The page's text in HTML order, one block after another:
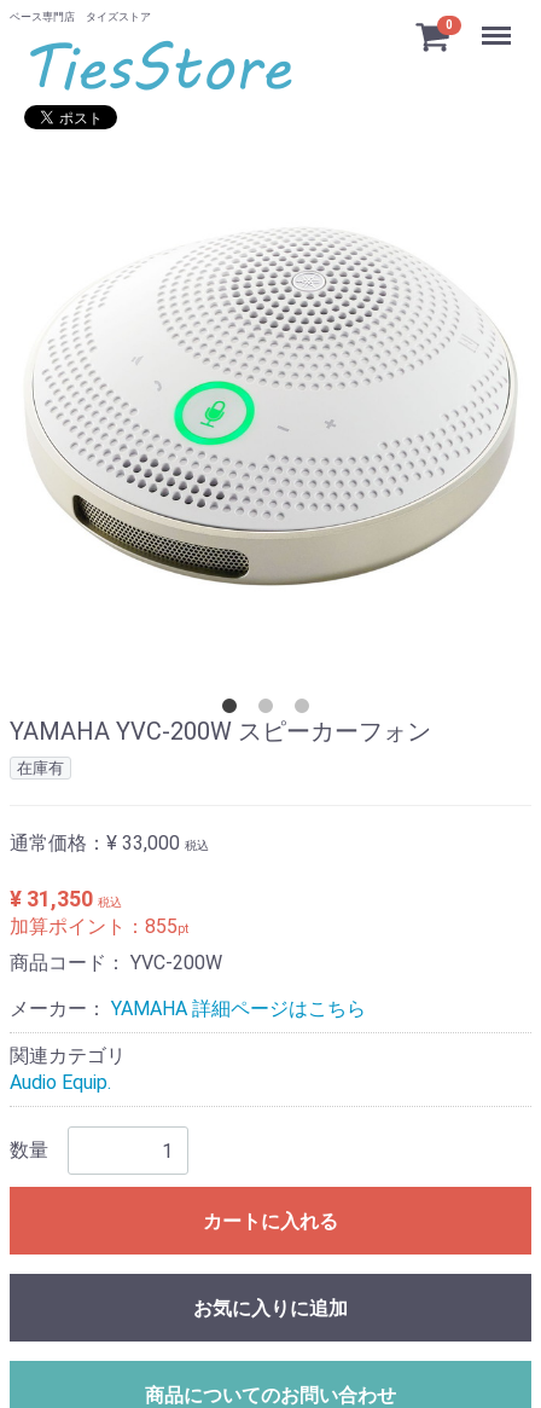
ベース専門店 タイズストア
0 Menu
YAMAHA YVC-200W スピーカーフォン
在庫有
通常価格： ¥ 33,000 税込
¥ 31,350 税込
加算ポイント： 855pt
商品コード： YVC-200W
メーカー： YAMAHA 詳細ページはこちら
関連カテゴリ
Audio Equip.
数量
カートに入れる
お気に入りに追加
商品についてのお問い合わせ